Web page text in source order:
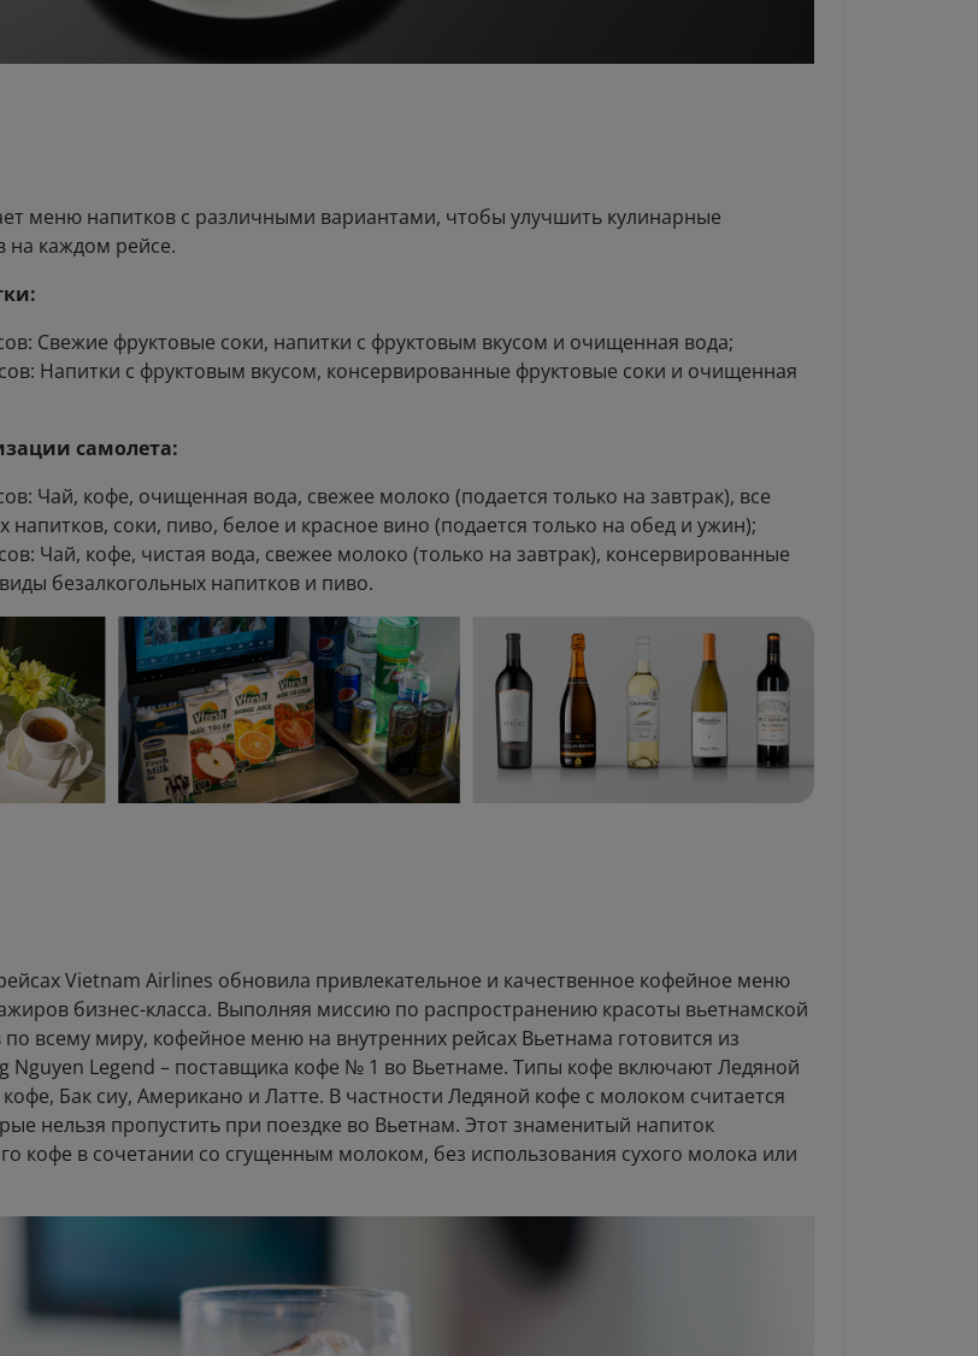
меню напитков с различными вариантами, чтобы улучшить кулинарные
на каждом рейсе.
Свежие фруктовые соки, напитки с фруктовым вкусом и очищенная вода;
Напитки с фруктовым вкусом, консервированные фруктовые соки и очищенная
самолета:
Чай, кофе, очищенная вода, свежее молоко (подается только на завтрак), все
напитков, соки, пиво, белое и красное вино (подается только на обед и ужин);
Чай, кофе, чистая вода, свежее молоко (только на завтрак), консервированные
безалкогольных напитков и пиво.
Vietnam Airlines обновила привлекательное и качественное кофейное меню
бизнес-класса. Выполняя миссию по распространению красоты вьетнамской
по всему миру, кофейное меню на внутренних рейсах Вьетнама готовится из
Nguyen Legend – поставщика кофе № 1 во Вьетнаме. Типы кофе включают Ледяной
Бак сиу, Американо и Латте. В частности Ледяной кофе с молоком считается
нельзя пропустить при поездке во Вьетнам. Этот знаменитый напиток
кофе в сочетании со сгущенным молоком, без использования сухого молока или